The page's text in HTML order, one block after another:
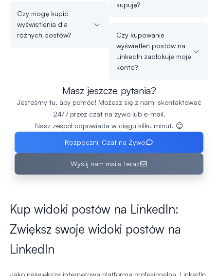
Czy mogę kupić
wyświetlenia dla
różnych postów?
kupuję?
Czy kupowanie
wyświetleń postów na
LinkedIn zablokuje moje
konto?
Masz jeszcze pytania?
Jesteśmy tu, aby pomóc! Możesz się z nami skontaktować
24/7 przez czat na żywo lub e-mail.
Nasz zespół odpowiada w ciągu kilku minut. 😊
Rozpocznij Czat na Żywo
Wyślij nam maila teraz
Kup widoki postów na LinkedIn:
Zwiększ swoje widoki postów na
LinkedIn